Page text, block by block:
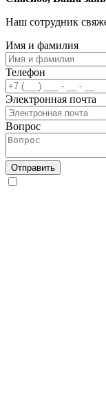
Наш сотрудник
Имя и фамилия
Телефон
Электронная почта
Вопрос
Отправить